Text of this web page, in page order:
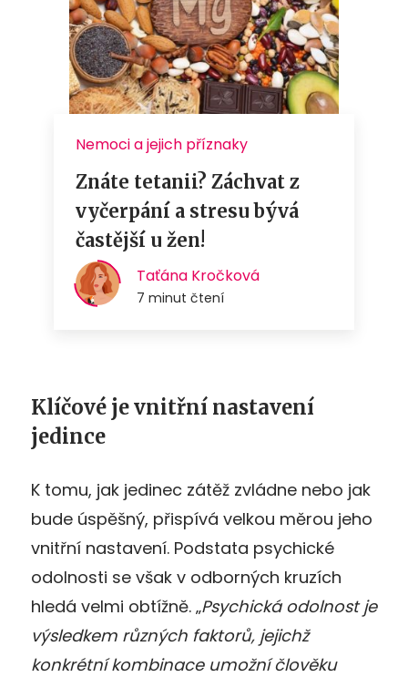
Klíčové je vnitřní nastavení
jedince
K tomu, jak jedinec zátěž zvládne nebo jak
bude úspěšný, přispívá velkou měrou jeho
vnitřní nastavení. Podstata psychické
odolnosti se však v odborných kruzích
hledá velmi obtížně. „Psychická odolnost je
výsledkem různých faktorů, jejichž
konkrétní kombinace umožní člověku